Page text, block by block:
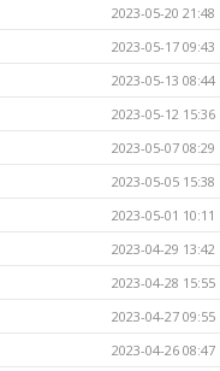
2023-05-20 21:48
2023-05-17 09:43
2023-05-13 08:44
2023-05-12 15:36
2023-05-07 08:29
2023-05-05 15:38
2023-05-01 10:11
2023-04-29 13:42
2023-04-28 15:55
2023-04-27 09:55
2023-04-26 08:47